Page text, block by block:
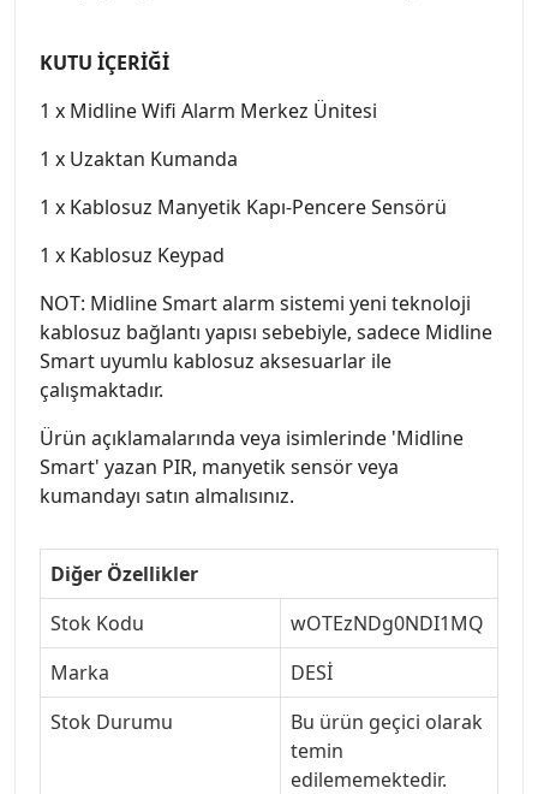
KUTU İÇERİĞİ
1 x Midline Wifi Alarm Merkez Ünitesi
1 x Uzaktan Kumanda
1 x Kablosuz Manyetik Kapı-Pencere Sensörü
1 x Kablosuz Keypad
NOT: Midline Smart alarm sistemi yeni teknoloji
kablosuz bağlantı yapısı sebebiyle, sadece Midline
Smart uyumlu kablosuz aksesuarlar ile
çalışmaktadır.
Ürün açıklamalarında veya isimlerinde 'Midline
Smart' yazan PIR, manyetik sensör veya
kumandayı satın almalısınız.
Diğer Özellikler
Stok Kodu
wOTEzNDg0NDI1MQ
Marka
DESİ
Stok Durumu
Bu ürün geçici olarak
temin
edilememektedir.